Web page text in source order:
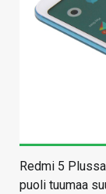
Redmi 5
puoli tuumaa